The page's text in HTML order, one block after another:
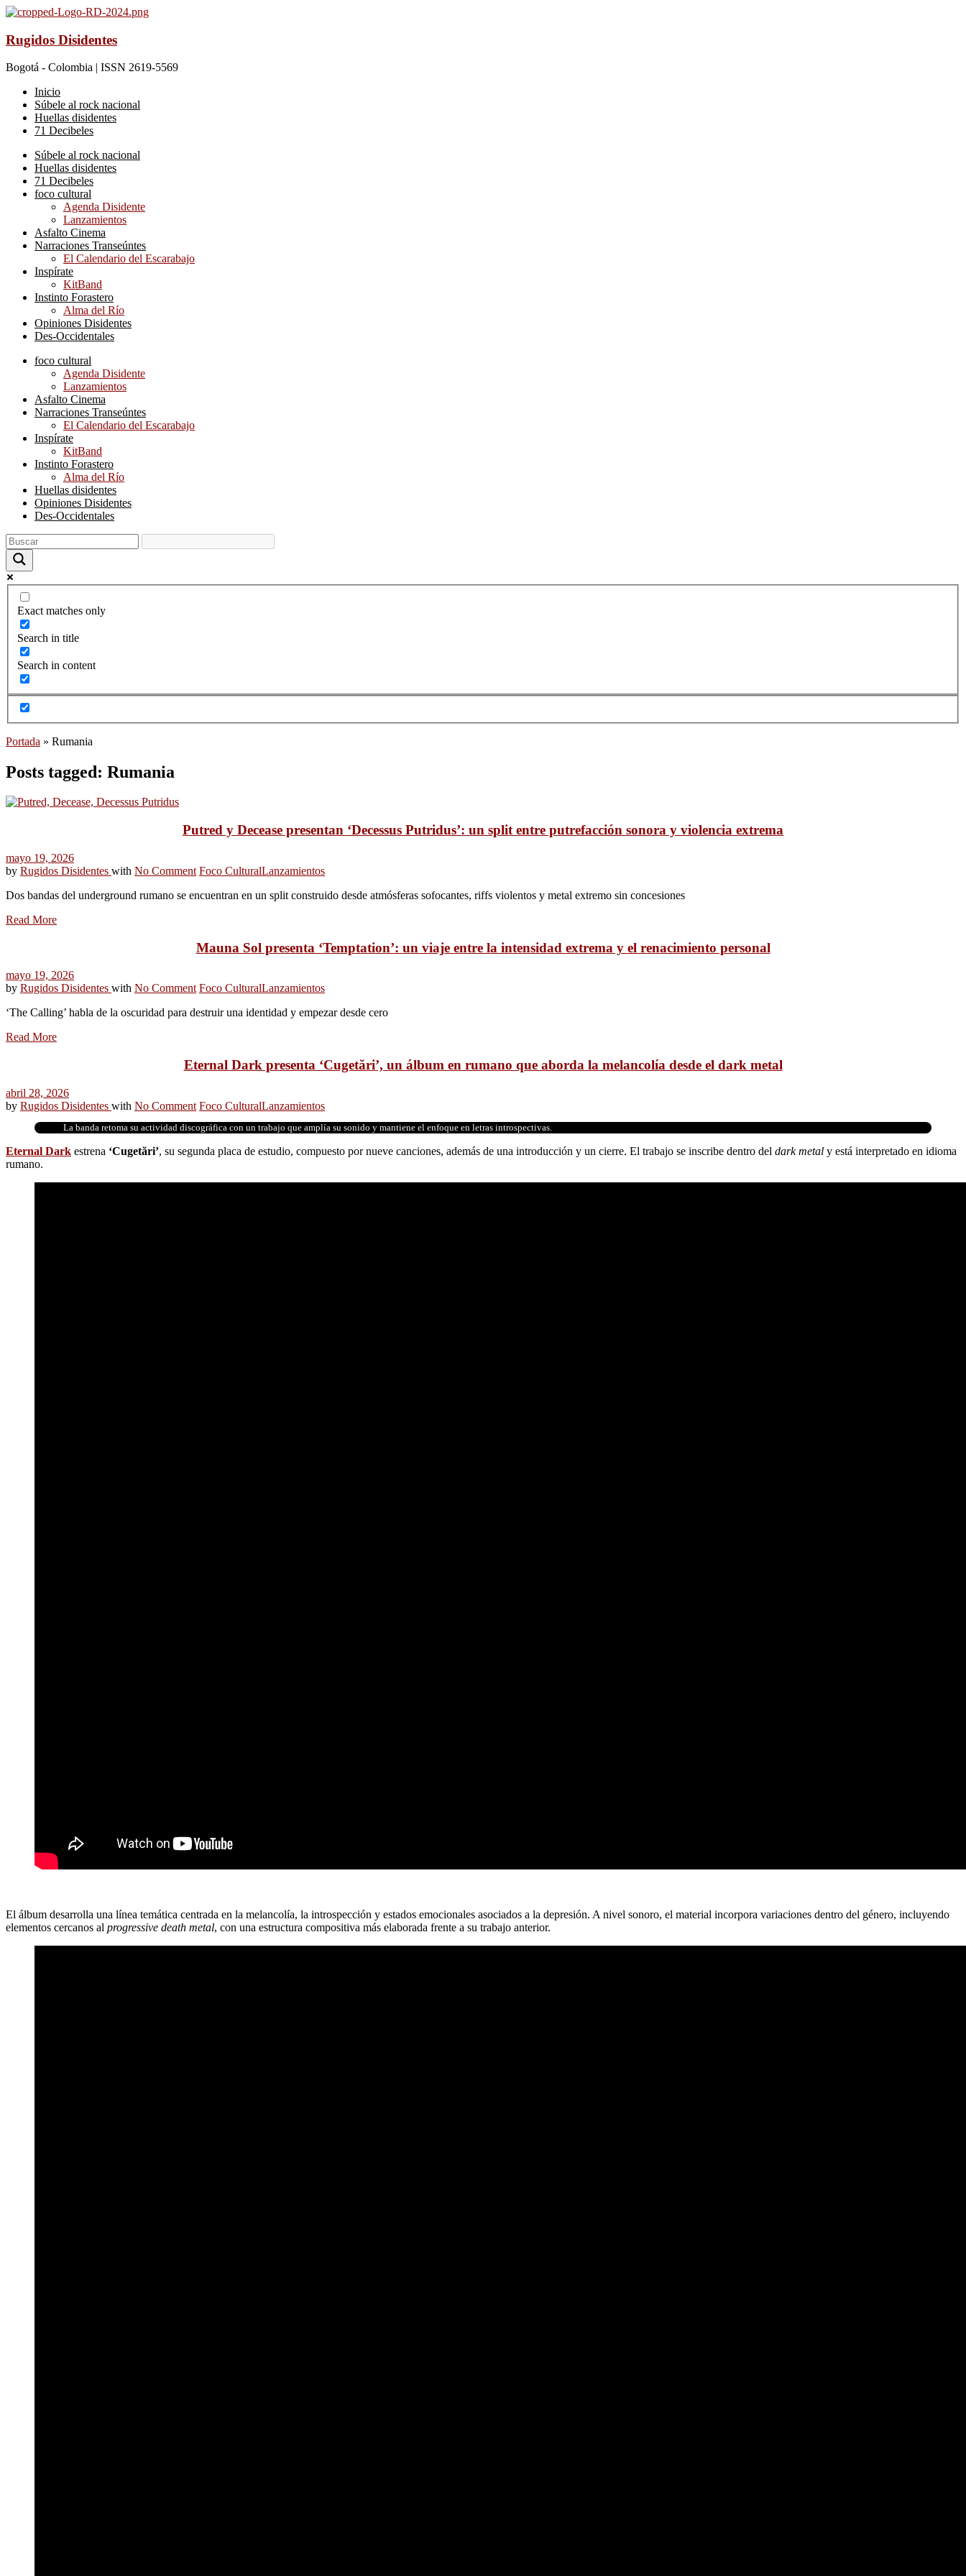
Rugidos Disidentes
Bogotá - Colombia | ISSN 2619-5569
Inicio
Súbele al rock nacional
Huellas disidentes
71 Decibeles
Súbele al rock nacional
Huellas disidentes
71 Decibeles
foco cultural
Agenda Disidente
Lanzamientos
Asfalto Cinema
Narraciones Transeúntes
El Calendario del Escarabajo
Inspírate
KitBand
Instinto Forastero
Alma del Río
Opiniones Disidentes
Des-Occidentales
foco cultural
Agenda Disidente
Lanzamientos
Asfalto Cinema
Narraciones Transeúntes
El Calendario del Escarabajo
Inspírate
KitBand
Instinto Forastero
Alma del Río
Huellas disidentes
Opiniones Disidentes
Des-Occidentales
Exact matches only
Search in title
Search in content
Portada » Rumania
Posts tagged: Rumania
Putred y Decease presentan ‘Decessus Putridus’: un split entre putrefacción sonora y violencia extrema
mayo 19, 2026
by Rugidos Disidentes with No Comment Foco CulturalLanzamientos
Dos bandas del underground rumano se encuentran en un split construido desde atmósferas sofocantes, riffs violentos y metal extremo sin concesiones
Read More
Mauna Sol presenta ‘Temptation’: un viaje entre la intensidad extrema y el renacimiento personal
mayo 19, 2026
by Rugidos Disidentes with No Comment Foco CulturalLanzamientos
‘The Calling’ habla de la oscuridad para destruir una identidad y empezar desde cero
Read More
Eternal Dark presenta ‘Cugetări’, un álbum en rumano que aborda la melancolía desde el dark metal
abril 28, 2026
by Rugidos Disidentes with No Comment Foco CulturalLanzamientos
La banda retoma su actividad discográfica con un trabajo que amplía su sonido y mantiene el enfoque en letras introspectivas.
Eternal Dark estrena ‘Cugetări’, su segunda placa de estudio, compuesto por nueve canciones, además de una introducción y un cierre. El trabajo se inscribe dentro del dark metal y está interpretado en idioma
rumano.
El álbum desarrolla una línea temática centrada en la melancolía, la introspección y estados emocionales asociados a la depresión. A nivel sonoro, el material incorpora variaciones dentro del género, incluyendo
elementos cercanos al progressive death metal, con una estructura compositiva más elaborada frente a su trabajo anterior.